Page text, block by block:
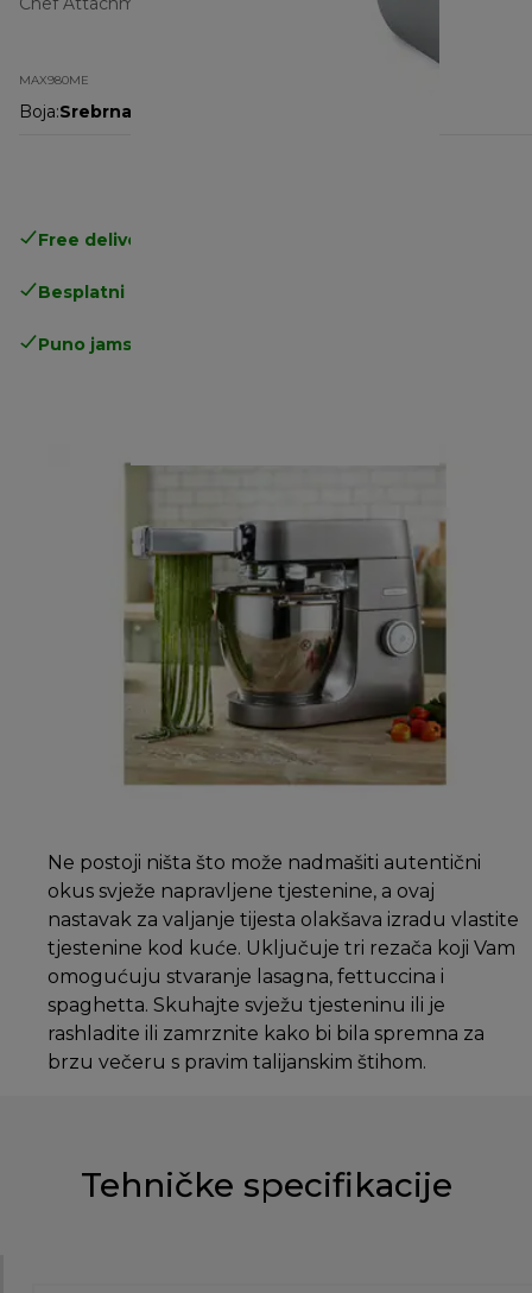
MAX980ME
Boja:Srebrna
Free delivery in 1-3 days
Besplatni povrati
Puno jamstvo proizvođača
Ne postoji ništa što može nadmašiti autentični
okus svježe napravljene tjestenine, a ovaj
nastavak za valjanje tijesta olakšava izradu vlastite
tjestenine kod kuće. Uključuje tri rezača koji Vam
omogućuju stvaranje lasagna, fettuccina i
spaghetta. Skuhajte svježu tjesteninu ili je
rashladite ili zamrznite kako bi bila spremna za
brzu večeru s pravim talijanskim štihom.
Tehničke specifikacije